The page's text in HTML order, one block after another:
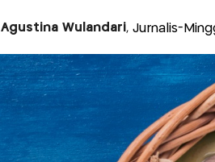
Agustina Wulandari, Jurnalis-